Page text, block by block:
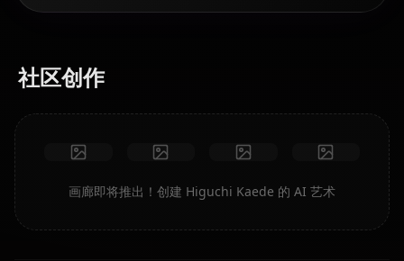
社区创作
画廊即将推出！创建 Higuchi Kaede 的 AI 艺术